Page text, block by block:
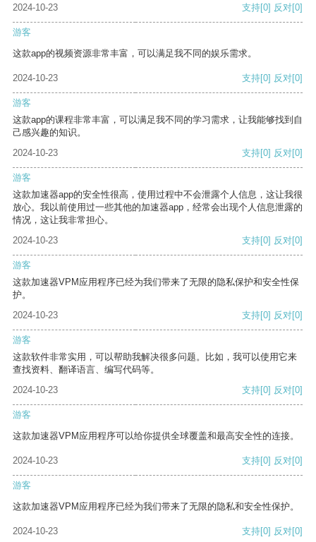
2024-10-23
支持[0] 反对[0]
游客
这款app的视频资源非常丰富，可以满足我不同的娱乐需求。
2024-10-23 支持[0] 反对[0]
游客
这款app的课程非常丰富，可以满足我不同的学习需求，让我能够找到自
己感兴趣的知识。
2024-10-23
支持[0] 反对[0]
游客
这款加速器app的安全性很高，使用过程中不会泄露个人信息，这让我很
放心。我以前使用过一些其他的加速器app，经常会出现个人信息泄露的
情况，这让我非常担心。
2024-10-23
支持[0] 反对[0]
游客
这款加速器VPM应用程序已经为我们带来了无限的隐私保护和安全性保
护。
2024-10-23
支持[0] 反对[0]
游客
这款软件非常实用，可以帮助我解决很多问题。比如，我可以使用它来
查找资料、翻译语言、编写代码等。
2024-10-23
支持[0] 反对[0]
游客
这款加速器VPM应用程序可以给你提供全球覆盖和最高安全性的连接。
2024-10-23 支持[0] 反对[0]
游客
这款加速器VPM应用程序已经为我们带来了无限的隐私和安全性保护。
2024-10-23 支持[0] 反对[0]